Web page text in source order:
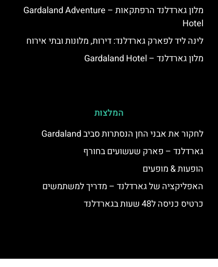
מלון גארדלנד הרפתקאות – Gardaland Adventure
Hotel
לינה ליד לפארק גארדלנד: דירות, מלונות ובתי אירוח
מלון גארדלנד – Gardaland Hotel
המלצות
לחקור את אבני החן הנסתרות סביב Gardaland
גארדלנד – פארק שעשועים בחורף
הופעות & מופעים
האפליקציה של גארדלנד – מדריך למשתמשים
כרטיס כניסה ל48 שעות בגארדלנד